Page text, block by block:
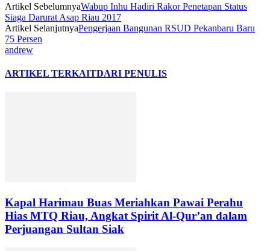
Artikel SebelumnyaWabup Inhu Hadiri Rakor Penetapan Status
Siaga Darurat Asap Riau 2017
Artikel SelanjutnyaPengerjaan Bangunan RSUD Pekanbaru Baru
75 Persen
andrew
ARTIKEL TERKAITDARI PENULIS
Kapal Harimau Buas Meriahkan Pawai Perahu
Hias MTQ Riau, Angkat Spirit Al-Qur’an dalam
Perjuangan Sultan Siak